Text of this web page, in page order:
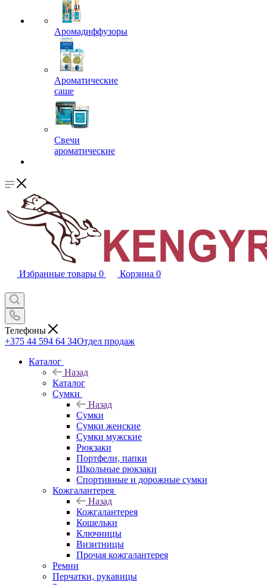
Аромадиффузоры
Ароматические
саше
Свечи
ароматические
Избранные товары 0 Корзина 0
Телефоны
+375 44 594 64 34Отдел продаж
Каталог
Назад
Каталог
Сумки
Назад
Сумки
Сумки женские
Сумки мужские
Рюкзаки
Портфели, папки
Школьные рюкзаки
Спортивные и дорожные сумки
Кожгалантерея
Назад
Кожгалантерея
Кошельки
Ключницы
Визитницы
Прочая кожгалантерея
Ремни
Перчатки, рукавицы